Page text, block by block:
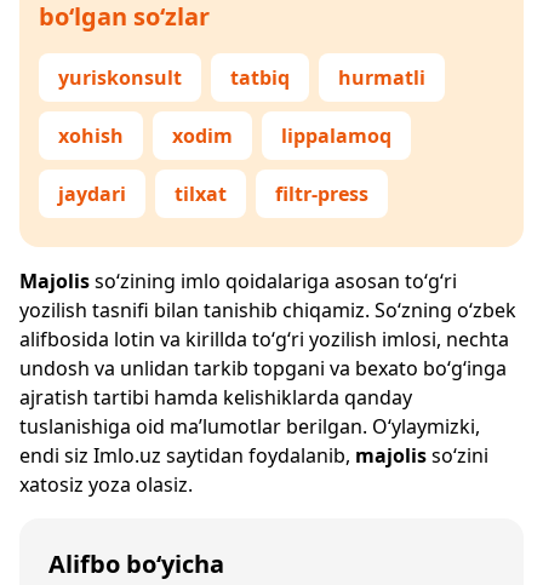
bo‘lgan so‘zlar
yuriskonsult tatbiq hurmatli
xohish xodim lippalamoq
jaydari tilxat filtr-press
Majolisso‘zining imlo qoidalariga asosan to‘g‘ri
yozilish tasnifi bilan tanishib chiqamiz. So‘zning o‘zbek
alifbosida lotin va kirillda to‘g‘ri yozilish imlosi, nechta
undosh va unlidan tarkib topgani va bexato bo‘g‘inga
ajratish tartibi hamda kelishiklarda qanday
tuslanishiga oid ma’lumotlar berilgan. O‘ylaymizki,
endi siz Imlo.uz saytidan foydalanib, majolisso‘zini
xatosiz yoza olasiz.
Alifbo bo‘yicha